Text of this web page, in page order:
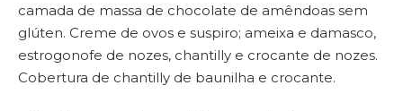
camada de massa de chocolate de amêndoas sem
glúten. Creme de ovos e suspiro; ameixa e damasco,
estrogonofe de nozes, chantilly e crocante de nozes.
Cobertura de chantilly de baunilha e crocante.